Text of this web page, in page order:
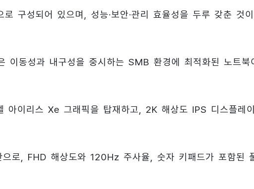
구성되어 있으며, 성능·보안·관리 효율성을 두루 갖춘 것
이동성과 내구성을 중시하는 SMB 환경에 최적화된 노트북
이리스 Xe 그래픽을 탑재하고, 2K 해상도 IPS 디스플레
로, FHD 해상도와 120Hz 주사율, 숫자 키패드가 포함된